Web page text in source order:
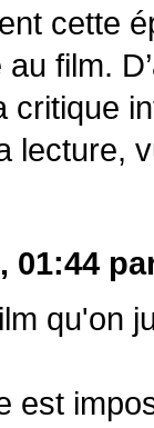
cette
film.
critique
lecture,
01:44
qu'on
est